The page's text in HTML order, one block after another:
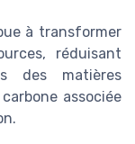
à transformer
réduisant
des matières
associée